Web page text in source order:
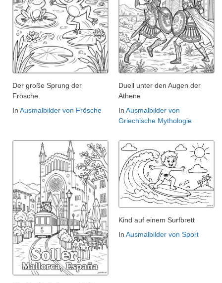
Der große Sprung der
Frösche
In Ausmalbilder von Frösche
Duell unter den Augen der
Athene
In Ausmalbilder von
Griechische Mythologie
Kind auf einem Surfbrett
In Ausmalbilder von Sport